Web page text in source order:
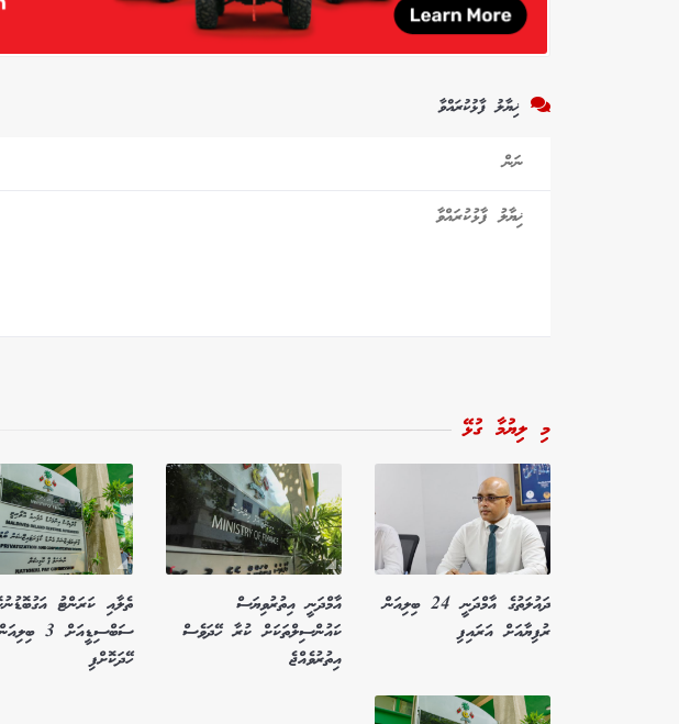
ޚިޔާލު ފާޅުކުރައްވާ
މި ލިޔުމާ ގުޅޭ
ދައުލަތުގެ އާމްދަނީ 24 ބިލިއަން
ރުފިޔާއަށް އަރައިފި
އާމްދަނީ އިތުރުވިޔަސް
ކައުންސިލްތަކަށް ކުރާ ހޭދަވެސް
އިތުރުވެއްޖެ
ތެލާއި ކަރަންޓު
ސަބްސިޑީއަށް 3
ހޭދަކޮށްފި